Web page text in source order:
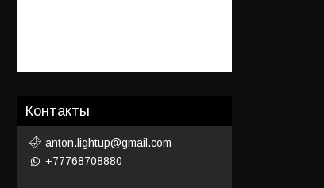
Контакты
anton.lightup@gmail.com
+77768708880